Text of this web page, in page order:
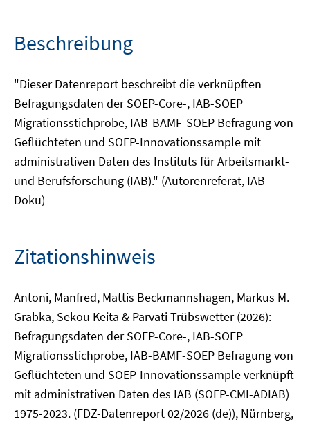
Beschreibung
"Dieser Datenreport beschreibt die verknüpften
Befragungsdaten der SOEP-Core-, IAB-SOEP
Migrationsstichprobe, IAB-BAMF-SOEP Befragung von
Geflüchteten und SOEP-Innovationssample mit
administrativen Daten des Instituts für Arbeitsmarkt-
und Berufsforschung (IAB)." (Autorenreferat, IAB-
Doku)
Zitationshinweis
Antoni, Manfred, Mattis Beckmannshagen, Markus M.
Grabka, Sekou Keita & Parvati Trübswetter (2026):
Befragungsdaten der SOEP-Core-, IAB-SOEP
Migrationsstichprobe, IAB-BAMF-SOEP Befragung von
Geflüchteten und SOEP-Innovationssample verknüpft
mit administrativen Daten des IAB (SOEP-CMI-ADIAB)
1975-2023. (FDZ-Datenreport 02/2026 (de)), Nürnberg,